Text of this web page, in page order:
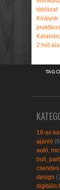
táblázat
2 hét
TAG
18-as
ajánló
autó,
buli,
csendes
design
digitális